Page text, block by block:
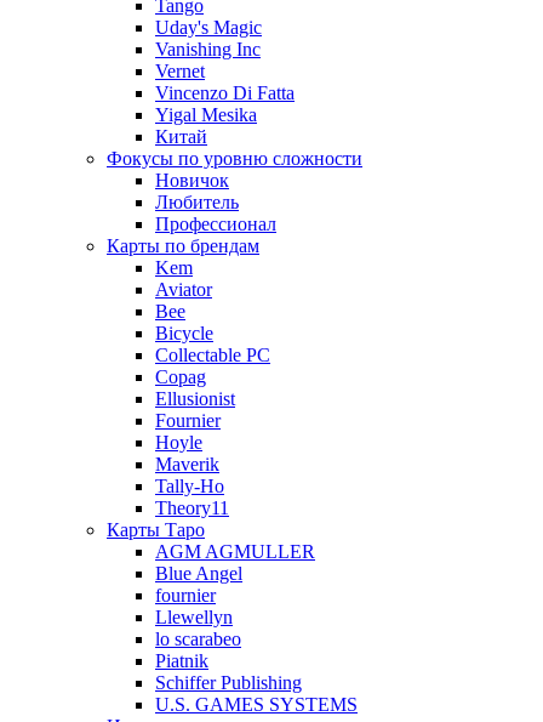
Tango
Uday's Magic
Vanishing Inc
Vernet
Vincenzo Di Fatta
Yigal Mesika
Китай
Фокусы по уровню сложности
Новичок
Любитель
Профессионал
Карты по брендам
Kem
Aviator
Bee
Bicycle
Collectable PC
Copag
Ellusionist
Fournier
Hoyle
Maverik
Tally-Ho
Theory11
Карты Таро
AGM AGMULLER
Blue Angel
fournier
Llewellyn
lo scarabeo
Piatnik
Schiffer Publishing
U.S. GAMES SYSTEMS